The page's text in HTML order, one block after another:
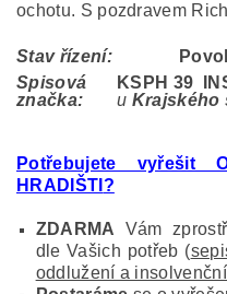
ochotu. S pozdravem
Stav řízení:
Spisová
značka:
KSPH 39
u Krajského
Potřebujete vyřešit
HRADIŠTI ?
ZDARMA Vám
dle Vašich potřeb (
oddlužení a